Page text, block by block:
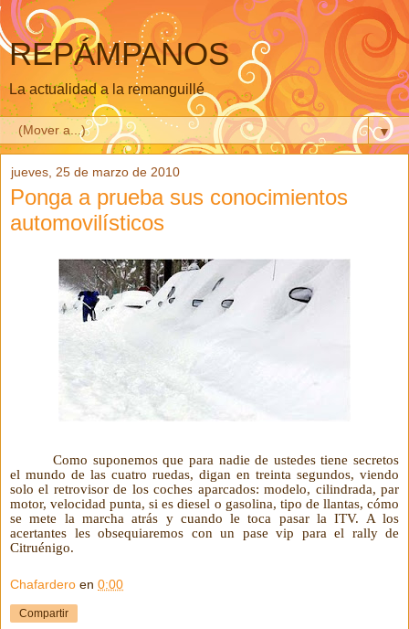
REPÁMPANOS
La actualidad a la remanguillé
▼
jueves, 25 de marzo de 2010
Ponga a prueba sus conocimientos
automovilísticos
Como suponemos que para nadie de ustedes tiene secretos
el mundo de las cuatro ruedas, digan en treinta segundos, viendo
solo el retrovisor de los coches aparcados: modelo, cilindrada, par
motor, velocidad punta, si es diesel o gasolina, tipo de llantas, cómo
se mete la marcha atrás y cuando le toca pasar la ITV. A los
acertantes les obsequiaremos con un pase vip para el rally de
Citruénigo.
Chafardero en 0:00
Compartir